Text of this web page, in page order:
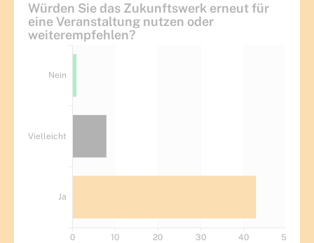
Würden Sie das Zukunftswerk erneut für
eine Veranstaltung nutzen oder
weiterempfehlen?